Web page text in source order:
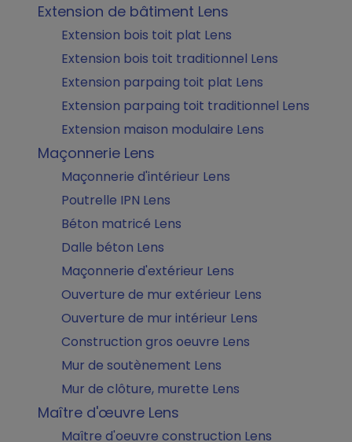
Extension de bâtiment Lens
Extension bois toit plat Lens
Extension bois toit traditionnel Lens
Extension parpaing toit plat Lens
Extension parpaing toit traditionnel Lens
Extension maison modulaire Lens
Maçonnerie Lens
Maçonnerie d'intérieur Lens
Poutrelle IPN Lens
Béton matricé Lens
Dalle béton Lens
Maçonnerie d'extérieur Lens
Ouverture de mur extérieur Lens
Ouverture de mur intérieur Lens
Construction gros oeuvre Lens
Mur de soutènement Lens
Mur de clôture, murette Lens
Maître d'œuvre Lens
Maître d'oeuvre construction Lens